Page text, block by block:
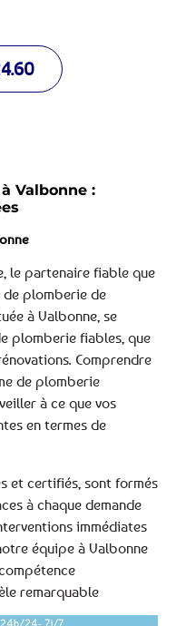
Valbonne :
le partenaire fiable que
de plomberie de
à Valbonne, se
plomberie fiables, que
Comprendre
de plomberie
à ce que vos
en termes de
et certifiés, sont formés
à chaque demande
immédiates
équipe à Valbonne
remarquable